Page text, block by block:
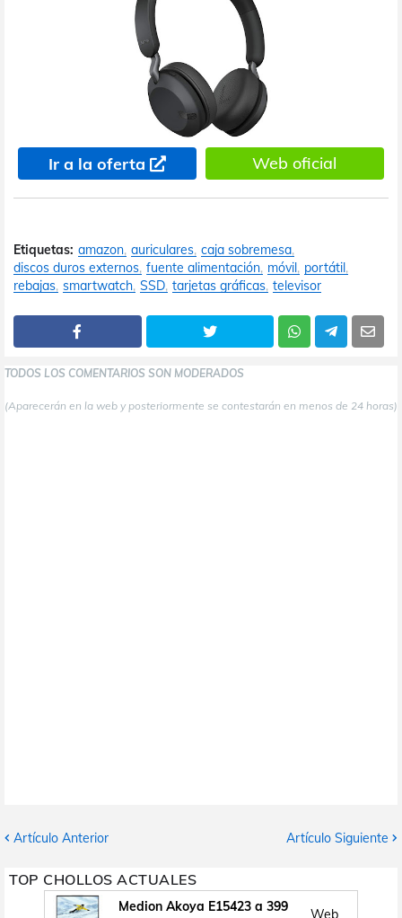
Ir a la oferta Web oficial
Etiquetas: amazon auriculares caja sobremesa
discos duros externos fuente alimentación móvil portátil
rebajas smartwatch SSD tarjetas gráficas televisor
TODOS LOS COMENTARIOS SON MODERADOS
(Aparecerán en la web y posteriormente se contestarán en menos de 24 horas)
Artículo Anterior Artículo Siguiente
TOP CHOLLOS ACTUALES
Medion Akoya E15423 a 399
Web